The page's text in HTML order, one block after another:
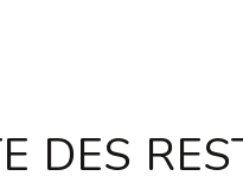
DES